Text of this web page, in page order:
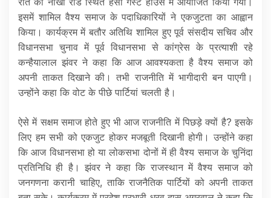
इसमें शामिल वैश्य समाज के पदाधिकारियों ने एकजुटता का आह्वान
किया। कार्यक्रम में बतौर अतिथि शामिल हुए पूर्व संसदीय सचिव और
विधानसभा चुनाव में पूर्व विधानसभा से कांग्रेस के प्रत्याशी रहे
कन्हैयालाल झंवर ने कहा कि आज आवश्यकता है वैश्य समाज को
अपनी ताकत दिखाने की। तभी राजनीति में भागीदारी बन पाएगी।
उन्होंने कहा कि वोट के पीछे पार्टियां चलती है।
ऐसे में सक्षम समाज होते हुए भी आज राजनीति में पिछड़े क्यों है? इसके
लिए हम सभी को एकजुट होकर मजबूती दिखानी होगी। उन्होंने कहा
कि आज विधानसभा हो या लोकसभा दोनों में ही वैश्य समाज के चुनिंदा
प्रतिनिधि ही है। झंवर ने कहा कि राजस्थान में वैश्य समाज को
जनगणना करानी चाहिए, ताकि राजनैतिक पार्टियों को अपनी ताकत